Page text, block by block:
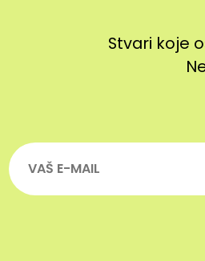
Stvari koje